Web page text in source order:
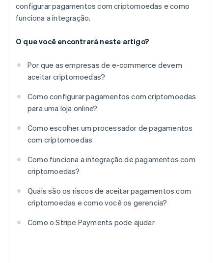
configurar pagamentos com criptomoedas e como
funciona a integração.
O que você encontrará neste artigo?
Por que as empresas de e-commerce devem
aceitar criptomoedas?
Como configurar pagamentos com criptomoedas
para uma loja online?
Como escolher um processador de pagamentos
com criptomoedas
Como funciona a integração de pagamentos com
criptomoedas?
Quais são os riscos de aceitar pagamentos com
criptomoedas e como você os gerencia?
Como o Stripe Payments pode ajudar